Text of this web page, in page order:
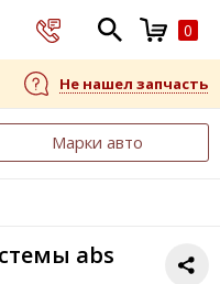
0
Не нашел запчасть
Марки авто
abs